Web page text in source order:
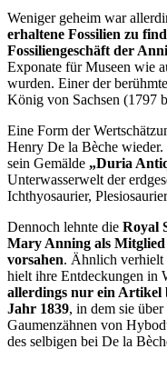
Weniger geheim war
erhaltene Fossilien zu
Fossiliengeschäft der
Exponate für Museen wie
wurden. Einer der
König von Sachsen (1797
Eine Form der
Henry De la Bèche
sein Gemälde „Duria
Unterwasserwelt der
Ichthyosaurier,
Dennoch lehnte die Royal
Mary Anning als Mitglied
vorsahen. Ähnlich verhielt
hielt ihre Entdeckungen in
allerdings nur ein Artikel
Jahr 1839, in dem sie
Gaumenzähnen von
des selbigen bei De la